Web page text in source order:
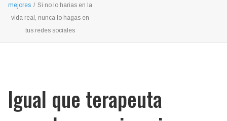
mejores / Si no lo harias en la
vida real, nunca lo hagas en
tus redes sociales
Igual que terapeuta